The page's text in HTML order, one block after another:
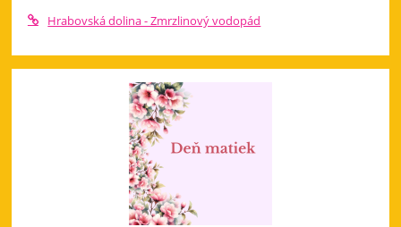
Hrabovská dolina - Zmrzlinový vodopád